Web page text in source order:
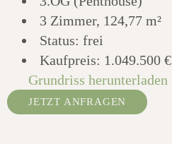
3 Zimmer, 124,77 m²
Status: frei
Kaufpreis: 1.049.500 €
Grundriss herunterladen
JETZT ANFRAGEN